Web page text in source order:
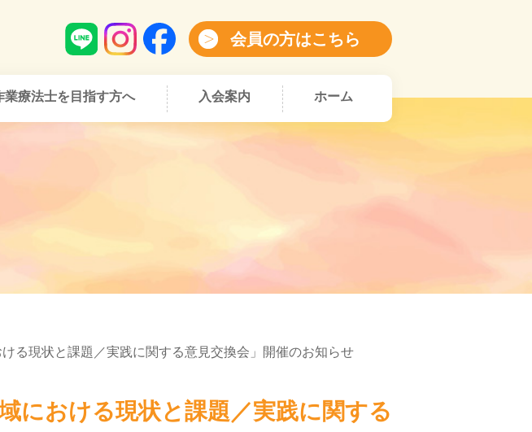
会員の方はこちら
業療法士を目指す方へ 入会案内 ホーム
ける現状と課題／実践に関する意見交換会」開催のお知らせ
域における現状と課題／実践に関する